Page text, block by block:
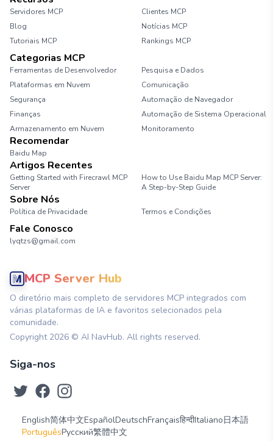
Servidores MCP
Clientes MCP
Blog
Notícias MCP
Tutoriais MCP
Rankings MCP
Categorias MCP
Ferramentas de Desenvolvedor
Pesquisa e Dados
Plataformas em Nuvem
Comunicação
Segurança
Automação de Navegador
Finanças
Automação de Sistema Operacional
Armazenamento em Nuvem
Monitoramento
Recomendar
Baidu Map
Artigos Recentes
Getting Started with Firecrawl MCP
Server
How to Use Baidu Map MCP Server:
A Step-by-Step Guide
Sobre Nós
Política de Privacidade Termos e Condições
Fale Conosco
lyqtzs@gmail.com
MCP Server Hub
O diretório mais completo de servidores MCP integrados com
várias plataformas de IA e favoritos selecionados pela
comunidade.
Copyright 2026 © AI NavHub. All rights reserved.
Siga-nos
English简体中文EspañolDeutschFrançaisहिन्दीItaliano日本語
PortuguêsРусский繁體中文